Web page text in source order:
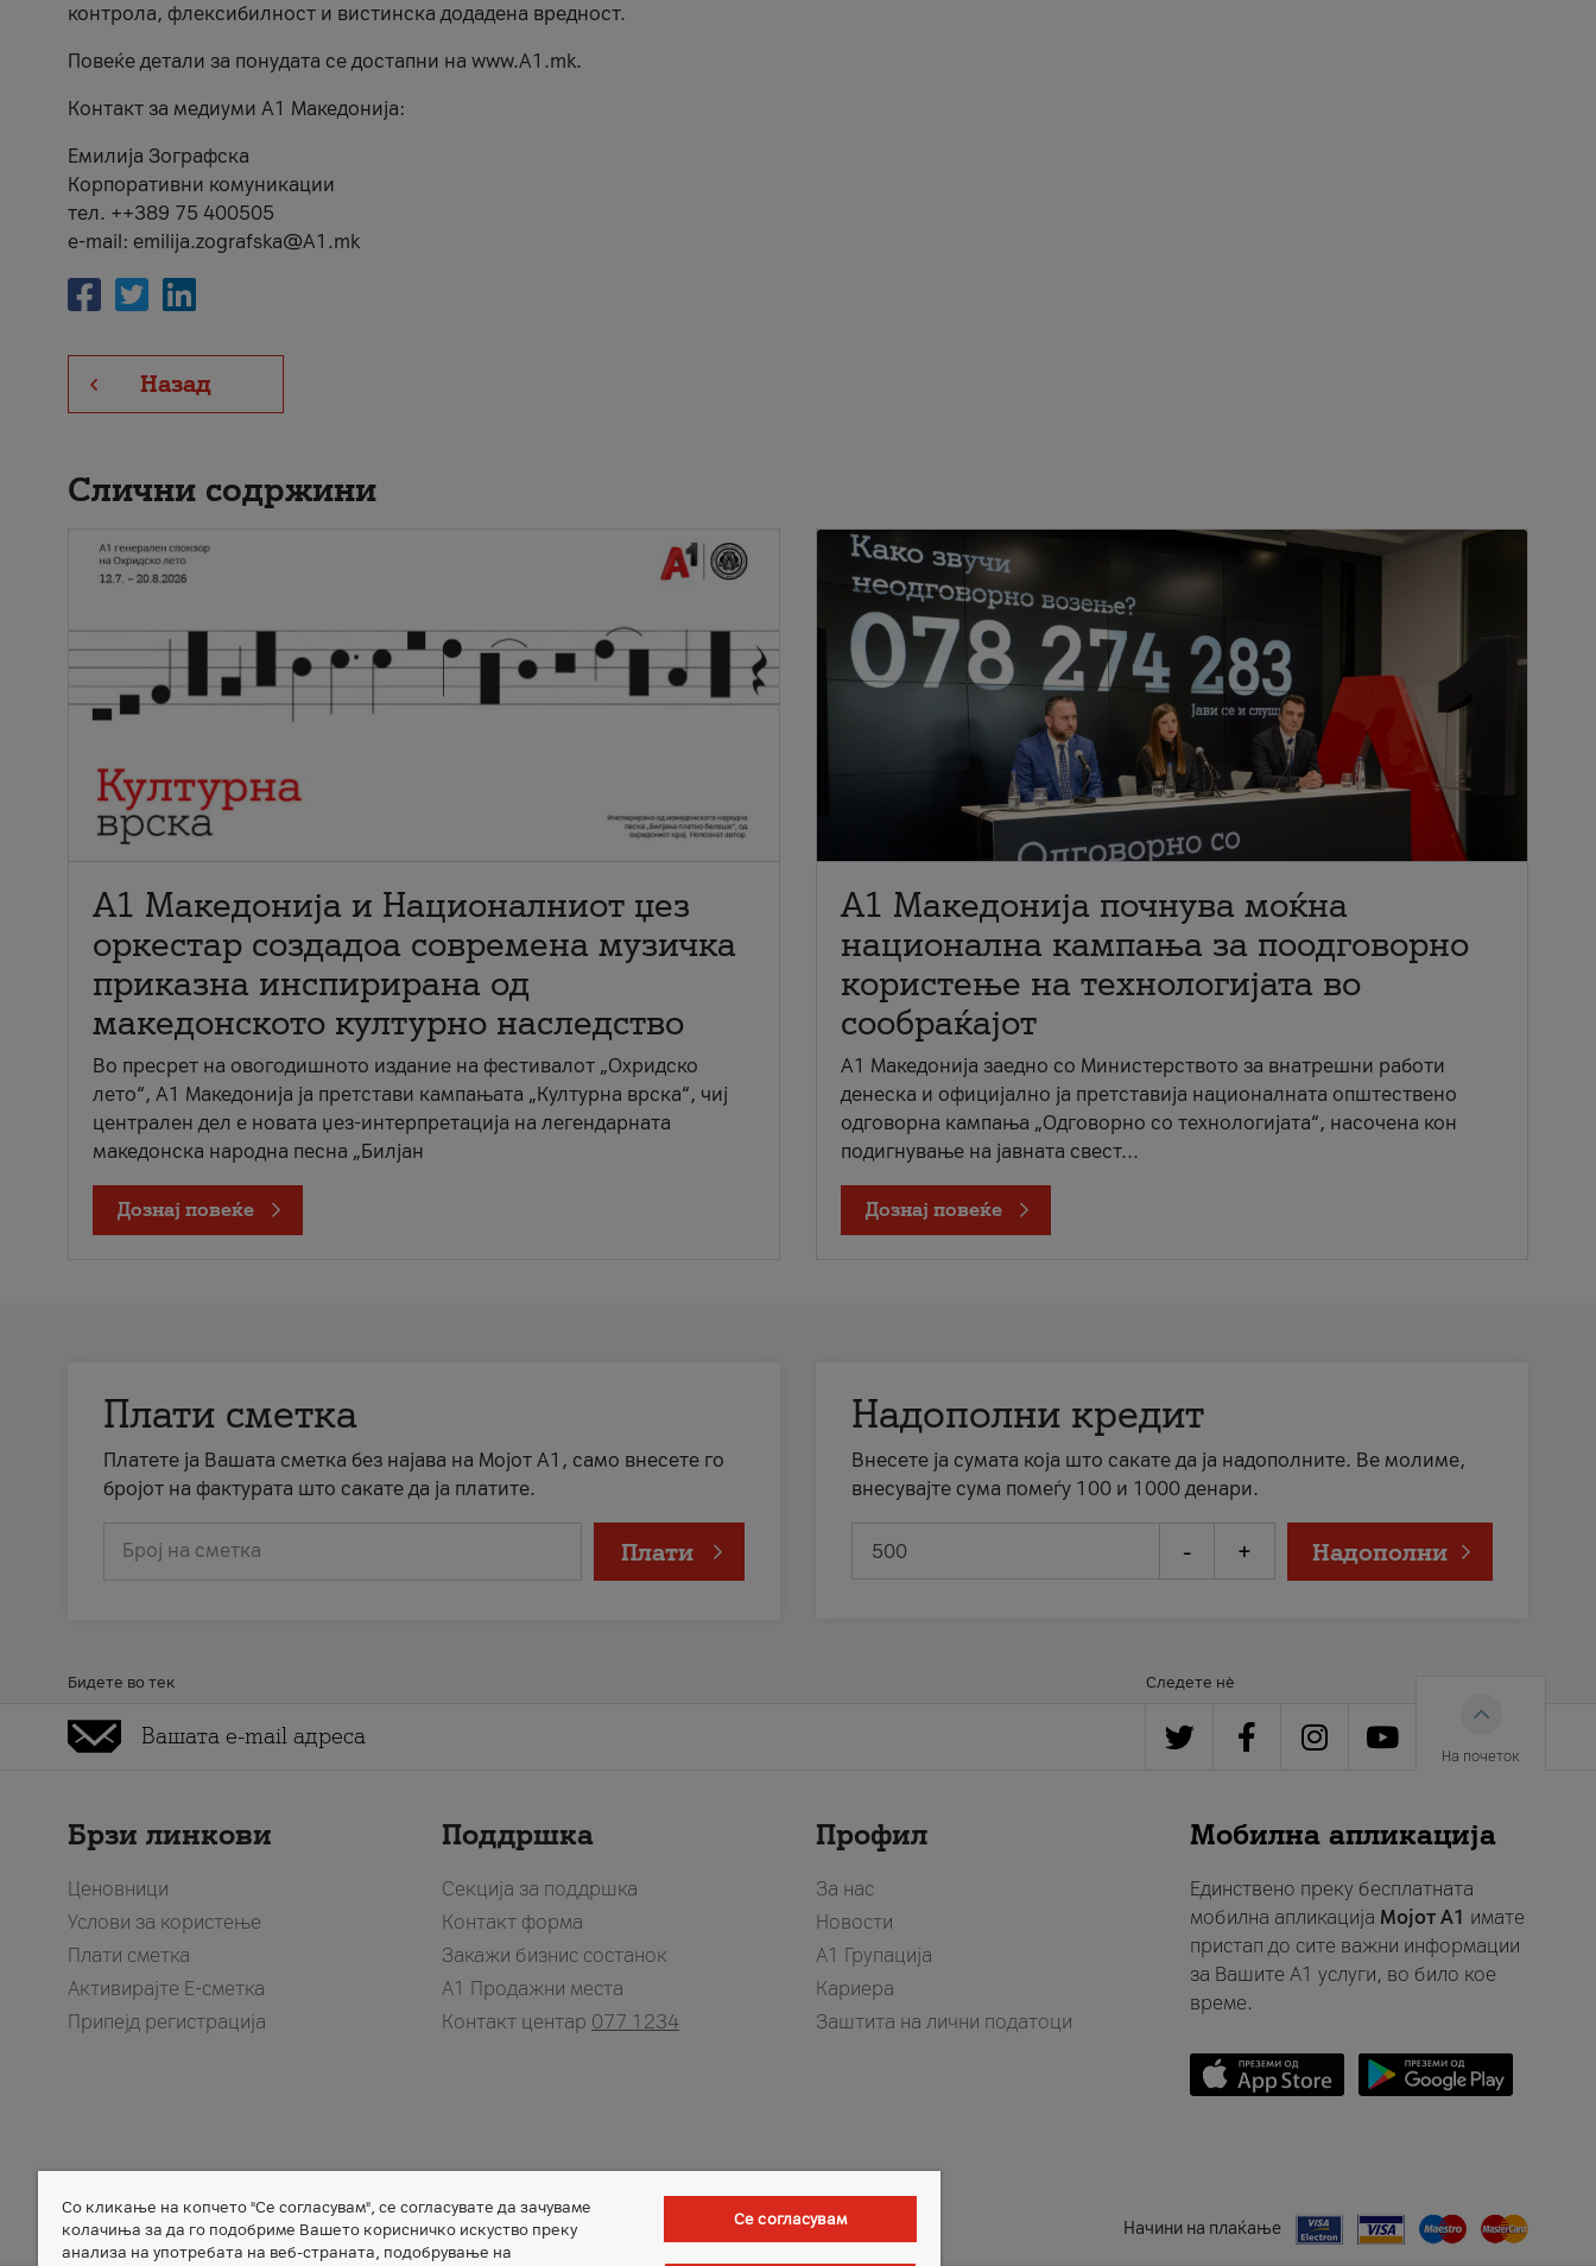
контрола, флексибилност и вистинска додадена вредност.
Повеќе детали за понудата се достапни на www.А1.mk.
Контакт за медиуми А1 Македонија:
Емилија Зографска
Корпоративни комуникации
тел. ++389 75 400505
e-mail: emilija.zografska@A1.mk
Назад
Слични содржини
А1 Македонија и Националниот џез
оркестар создадоа современа музичка
приказна инспирирана од
македонското културно наследство
Во пресрет на овогодишното издание на фестивалот „Охридско
лето“, А1 Македонија ја претстави кампањата „Културна врска“, чиј
централен дел е новата џез-интерпретација на легендарната
македонска народна песна „Билјан
Дознај повеќе
A1 Македонија почнува моќна
национална кампања за поодговорно
користење на технологијата во
сообраќајот
A1 Македонија заедно со Министерството за внатрешни работи
денеска и официјално ја претставија националната општествено
одговорна кампања „Одговорно со технологијата“, насочена кон
подигнување на јавната свест...
Дознај повеќе
Плати сметка
Платете ја Вашата сметка без најава на Мојот А1, само внесете го
бројот на фактурата што сакате да ја платите.
Број на сметка Плати
Надополни кредит
Внесете ја сумата која што сакате да ја надополните. Ве молиме,
внесувајте сума помеѓу 100 и 1000 денари.
- + Надополни
Бидете во тек Следете нè
На почеток
Брзи линкови
Ценовници
Услови за користење
Плати сметка
Активирајте Е-сметка
Припејд регистрација
Поддршка
Секција за поддршка
Контакт форма
Закажи бизнис состанок
A1 Продажни места
Контакт центар 077 1234
Профил
За нас
Новости
А1 Групација
Кариера
Заштита на лични податоци
Мобилна апликација
Единствено преку бесплатната
мобилна апликација Мојот A1 имате
пристап до сите важни информации
за Вашите A1 услуги, во било кое
време.
Member of Начини на плаќање
Со кликање на копчето "Се согласувам", се согласувате да зачуваме
колачиња за да го подобриме Вашето корисничко искуство преку
анализа на употребата на веб-страната, подобрување на
Се согласувам